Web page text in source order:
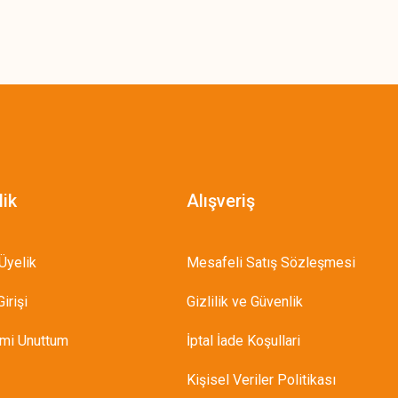
Unuttum
Alışveriş
Mesafeli Satış Sözleşmesi
Gizlilik ve Güvenlik
İptal İade Koşullari
Kişisel Veriler Politikası